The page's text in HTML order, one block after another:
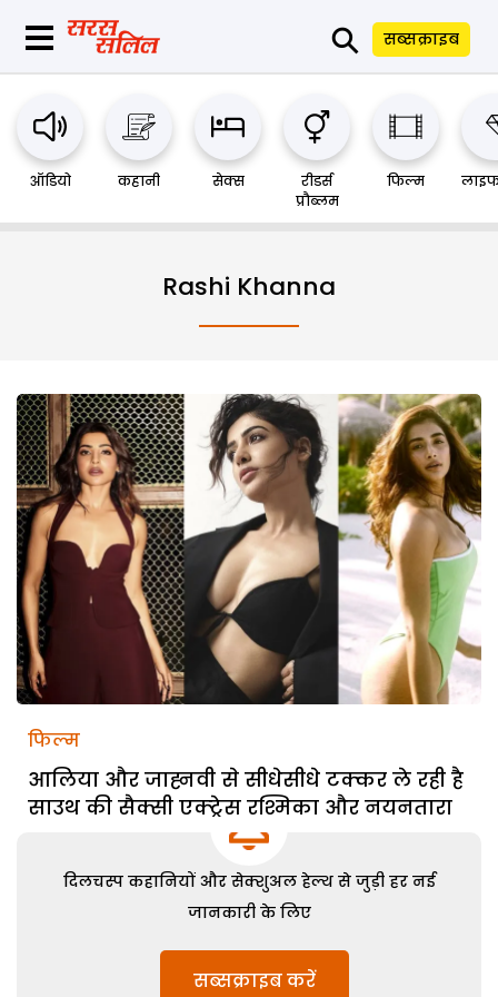
⚲ सब्सक्राइब
ऑडियो कहानी सेक्स
रीडर्स
प्रौब्लम
फिल्म
Rashi Khanna
फिल्म
आलिया और जाह्नवी से सीधेसीधे टक्कर ले रही है
साउथ की सैक्सी एक्ट्रेस रश्मिका और नयनतारा
दिलचस्प कहानियों और सेक्शुअल हेल्थ से जुड़ी हर नई
जानकारी के लिए
सब्सक्राइब करें